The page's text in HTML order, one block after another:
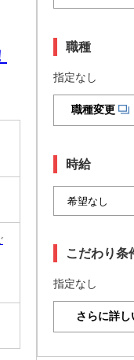
職種
指定なし
職種変更
時給
こだわり条
指定なし
さらに詳